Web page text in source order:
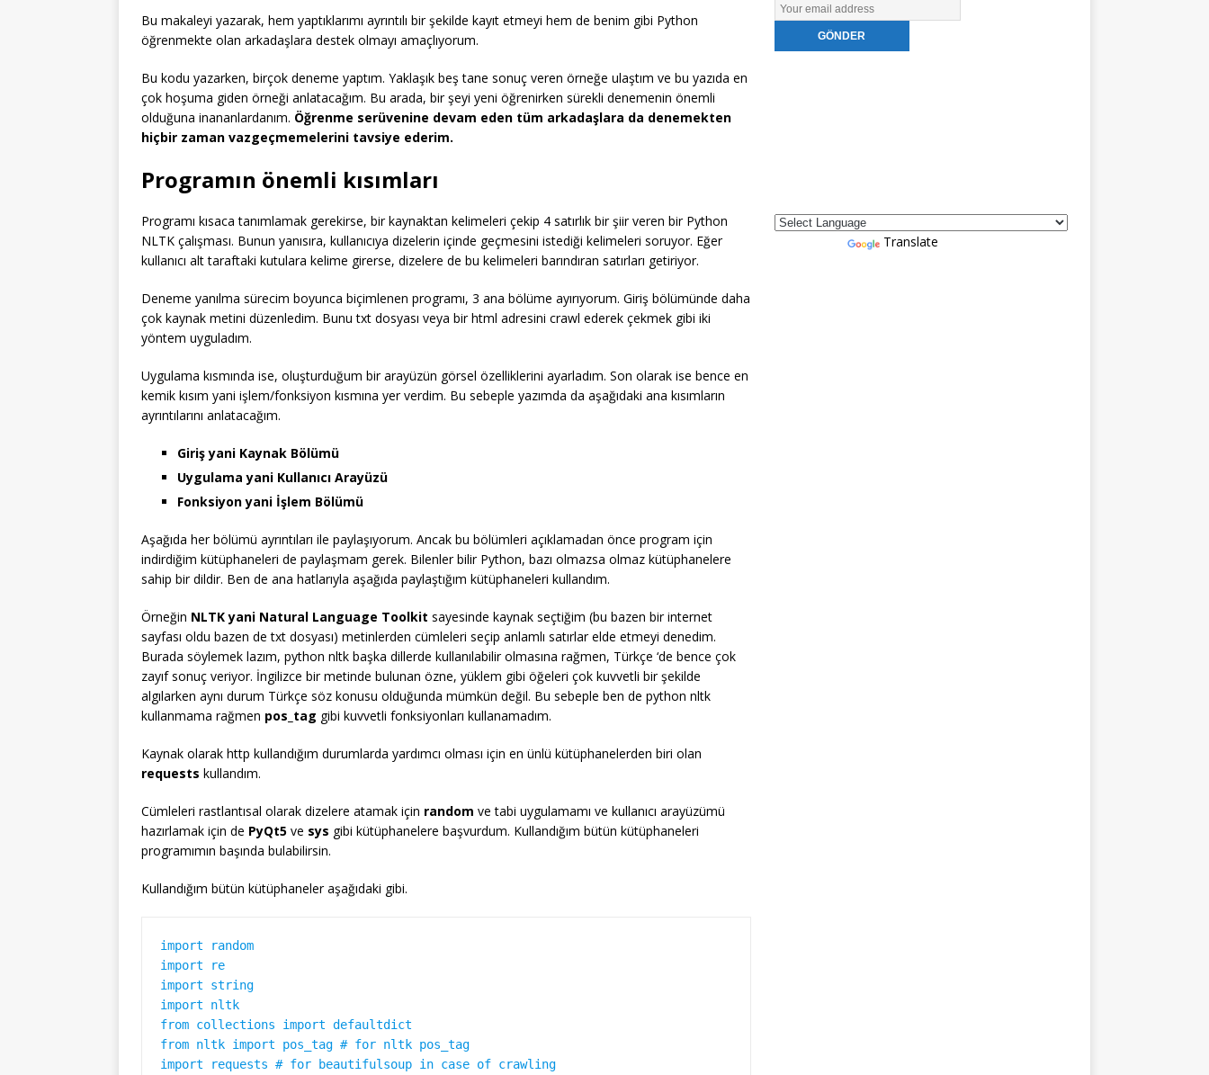
Bu makaleyi yazarak, hem yaptıklarımı ayrıntılı bir şekilde kayıt etmeyi hem de benim gibi Python
öğrenmekte olan arkadaşlara destek olmayı amaçlıyorum.
Bu kodu yazarken, birçok deneme yaptım. Yaklaşık beş tane sonuç veren örneğe ulaştım ve bu yazıda en
çok hoşuma giden örneği anlatacağım. Bu arada, bir şeyi yeni öğrenirken sürekli denemenin önemli
olduğuna inananlardanım. Öğrenme serüvenine devam eden tüm arkadaşlara da denemekten
hiçbir zaman vazgeçmemelerini tavsiye ederim.
Programın önemli kısımları
Programı kısaca tanımlamak gerekirse, bir kaynaktan kelimeleri çekip 4 satırlık bir şiir veren bir Python
NLTK çalışması. Bunun yanısıra, kullanıcıya dizelerin içinde geçmesini istediği kelimeleri soruyor. Eğer
kullanıcı alt taraftaki kutulara kelime girerse, dizelere de bu kelimeleri barındıran satırları getiriyor.
Deneme yanılma sürecim boyunca biçimlenen programı, 3 ana bölüme ayırıyorum. Giriş bölümünde daha
çok kaynak metini düzenledim. Bunu txt dosyası veya bir html adresini crawl ederek çekmek gibi iki
yöntem uyguladım.
Uygulama kısmında ise, oluşturduğum bir arayüzün görsel özelliklerini ayarladım. Son olarak ise bence en
kemik kısım yani işlem/fonksiyon kısmına yer verdim. Bu sebeple yazımda da aşağıdaki ana kısımların
ayrıntılarını anlatacağım.
Giriş yani Kaynak Bölümü
Uygulama yani Kullanıcı Arayüzü
Fonksiyon yani İşlem Bölümü
Aşağıda her bölümü ayrıntıları ile paylaşıyorum. Ancak bu bölümleri açıklamadan önce program için
indirdiğim kütüphaneleri de paylaşmam gerek. Bilenler bilir Python, bazı olmazsa olmaz kütüphanelere
sahip bir dildir. Ben de ana hatlarıyla aşağıda paylaştığım kütüphaneleri kullandım.
Örneğin NLTK yani Natural Language Toolkit sayesinde kaynak seçtiğim (bu bazen bir internet
sayfası oldu bazen de txt dosyası) metinlerden cümleleri seçip anlamlı satırlar elde etmeyi denedim.
Burada söylemek lazım, python nltk başka dillerde kullanılabilir olmasına rağmen, Türkçe ‘de bence çok
zayıf sonuç veriyor. İngilizce bir metinde bulunan özne, yüklem gibi öğeleri çok kuvvetli bir şekilde
algılarken aynı durum Türkçe söz konusu olduğunda mümkün değil. Bu sebeple ben de python nltk
kullanmama rağmen pos_tag gibi kuvvetli fonksiyonları kullanamadım.
Kaynak olarak http kullandığım durumlarda yardımcı olması için en ünlü kütüphanelerden biri olan
requests kullandım.
Cümleleri rastlantısal olarak dizelere atamak için random ve tabi uygulamamı ve kullanıcı arayüzümü
hazırlamak için de PyQt5 ve sys gibi kütüphanelere başvurdum. Kullandığım bütün kütüphaneleri
programımın başında bulabilirsin.
Kullandığım bütün kütüphaneler aşağıdaki gibi.
import random
import re
import string
import nltk
from collections import defaultdict
from nltk import pos_tag # for nltk pos_tag
import requests # for beautifulsoup in case of crawling
Translate